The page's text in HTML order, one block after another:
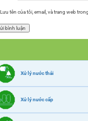
Lưu tên của tôi, email, và trang web
Xử lý nước thải
Xử lý nước cấp